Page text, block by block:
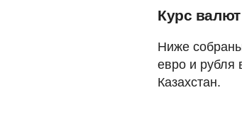
Курс
Ниже
евро и рубля
Казахстан.